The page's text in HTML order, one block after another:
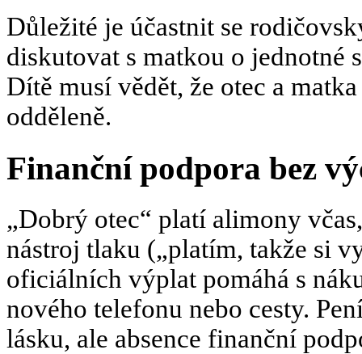
Důležité je účastnit se
diskutovat s matkou o jednotné
Dítě musí vědět, že otec a
odděleně.
Finanční podpora bez
„Dobrý otec“ platí alimony
nástroj tlaku („platím, takže si
oficiálních výplat pomáhá s
nového telefonu nebo cesty.
lásku, ale absence finanční